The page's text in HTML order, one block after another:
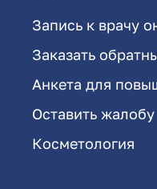
Запись к врачу
Заказать
Анкета для
Оставить жалобу
Косметология